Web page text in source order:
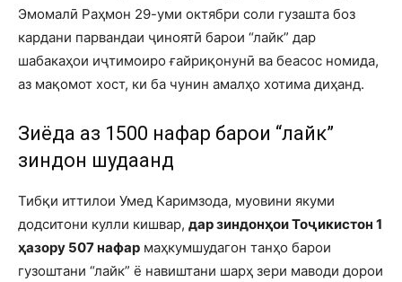
Эмомалӣ Раҳмон 29-уми октябри соли гузашта боз
кардани парвандаи ҷиноятӣ барои “лайк” дар
шабакаҳои иҷтимоиро ғайриқонунӣ ва беасос номида,
аз мақомот хост, ки ба чунин амалҳо хотима диҳанд.
Зиёда аз 1500 нафар барои “лайк”
зиндонӣ шудаанд
Тибқи иттилои Умед Каримзода, муовини якуми
додситони кулли кишвар, дар зиндонҳои Тоҷикистон 1
ҳазору 507 нафар маҳкумшудагон танҳо барои
гузоштани “лайк” ё навиштани шарҳ зери маводи дорои